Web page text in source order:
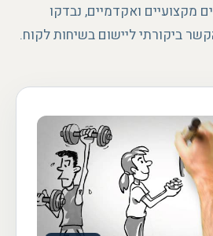
מקצועיים ואקדמיים, נבדקו
ביקורתי ליישום בשיחות לקוח.